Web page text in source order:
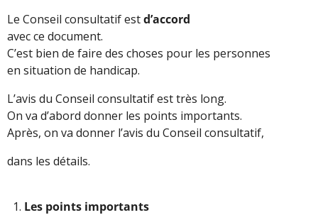
Le Conseil consultatif estd’accord
avec ce document.
C’est bien de faire des choses pour les personnes
en situation de handicap.
L’avis du Conseil consultatif est très long.
On va d’abord donner les points importants.
Après, on va donner l’avis du Conseil consultatif,
dans les détails.
Les points importants